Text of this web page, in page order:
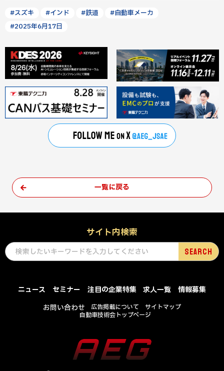
#スズキ #インド #鉄道
#自動車メーカ
#2025年6月17日
一覧に戻る
サイト内検索
ニュース セミナー 注目の企業特集 求人一覧
情報募集
お問い合わせ
広告掲載について
サイトマップ
自動車技術会トップページ